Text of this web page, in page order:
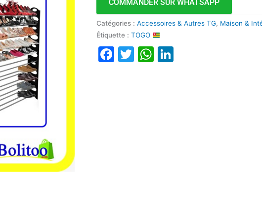
COMMANDER SUR WHATSAPP
Catégories :Accessoires & Autres TG, Maison &
Étiquette :TOGO
Facebook
TwitterWhatsApp